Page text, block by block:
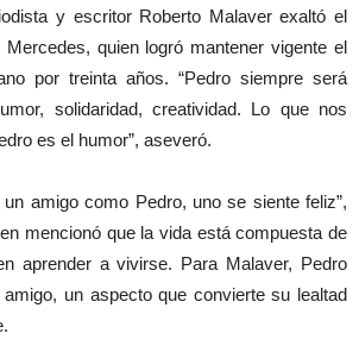
y escritor Roberto Malaver exaltó el
quien logró mantener vigente el
por treinta años. “Pedro siempre será
solidaridad, creatividad. Lo que nos
es el humor”, aseveró.
un amigo como Pedro, uno se siente feliz”,
mencionó que la vida está compuesta de
aprender a vivirse. Para Malaver, Pedro
un aspecto que convierte su lealtad